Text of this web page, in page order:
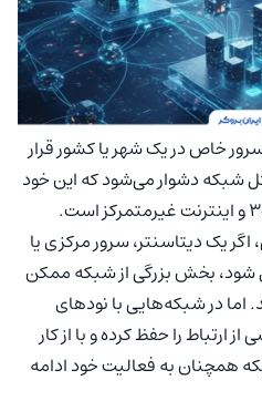
خاص در یک شهر یا کشور قرار
شبکه دشوار می‌شود که این خود
از دلایل محبوبیت پروژه‌های وب۳ و اینترنت غیرمتمرکز است.
یک دیتاسنتر، سرور مرکزی یا
شود، بخش بزرگی از شبکه ممکن
اما در شبکه‌هایی با نودهای
ارتباط را حفظ کرده و با از کار
همچنان به فعالیت خود ادامه